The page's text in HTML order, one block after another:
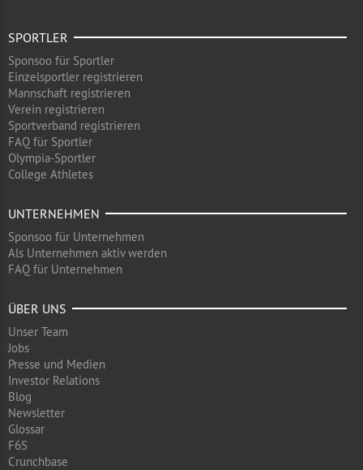
SPORTLER
Sponsoo für Sportler
Einzelsportler registrieren
Mannschaft registrieren
Verein registrieren
Sportverband registrieren
FAQ für Sportler
Olympia-Sportler
College Athletes
UNTERNEHMEN
Sponsoo für Unternehmen
Als Unternehmen aktiv werden
FAQ für Unternehmen
ÜBER UNS
Unser Team
Jobs
Presse und Medien
Investor Relations
Blog
Newsletter
Glossar
F6S
Crunchbase